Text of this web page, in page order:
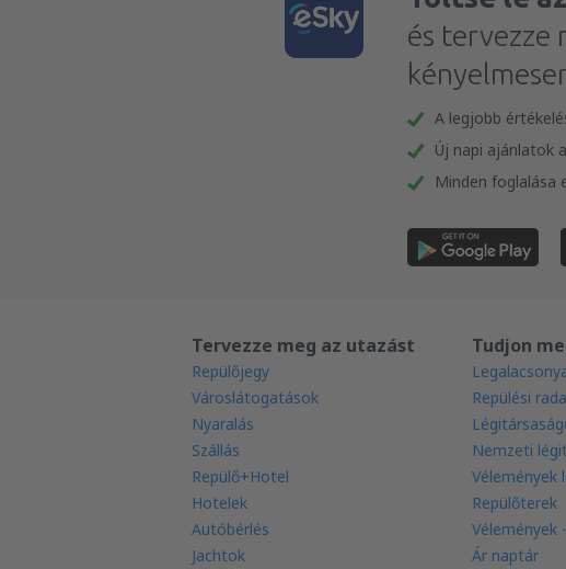
és tervezze
A legjobb
Új napi ajánlatok
Minden foglalása
Tervezze meg az utazást
Repülőjegy
Városlátogatások
Nyaralás
Szállás
Repülő+Hotel
Hotelek
Autóbérlés
Jachtok
Tudjon
Repülési
Nemzeti
Vélemények
Repülőterek
Vélemények
Ár naptár